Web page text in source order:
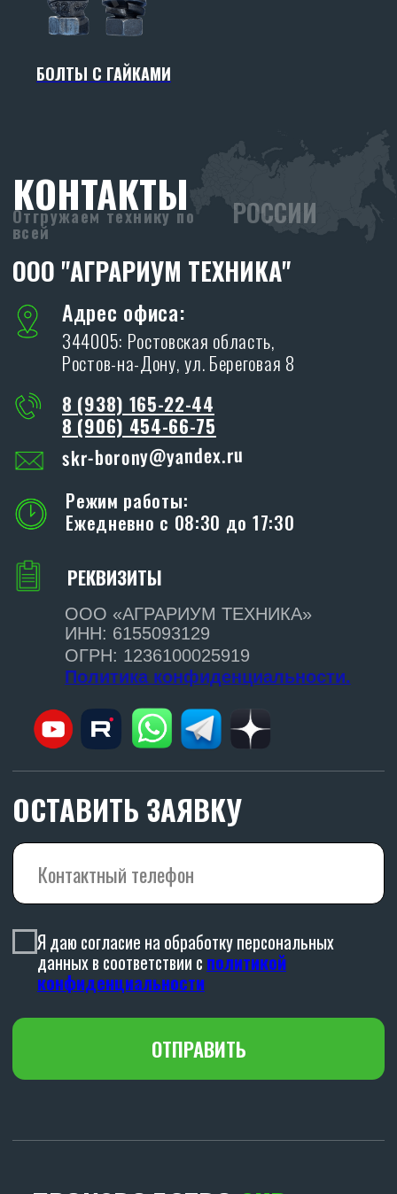
БОЛТЫ С ГАЙКАМИ